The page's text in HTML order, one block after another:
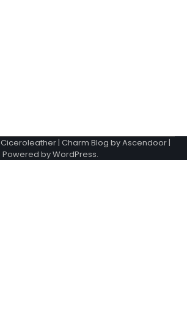
Ciceroleather | Charm Blog byAscendoor |
Powered byWordPress.